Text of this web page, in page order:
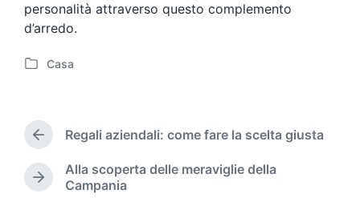
personalità attraverso questo complemento
d’arredo.
P
e
i
n
Casa
P
e
v
Regali aziendali: come fare la scelta giusta
N
Alla scoperta delle meraviglie della
Campania